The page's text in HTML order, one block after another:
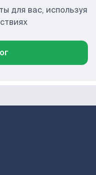
для вас, используя